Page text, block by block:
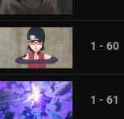
1 - 60
1 - 61